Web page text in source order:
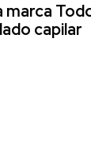
capilar